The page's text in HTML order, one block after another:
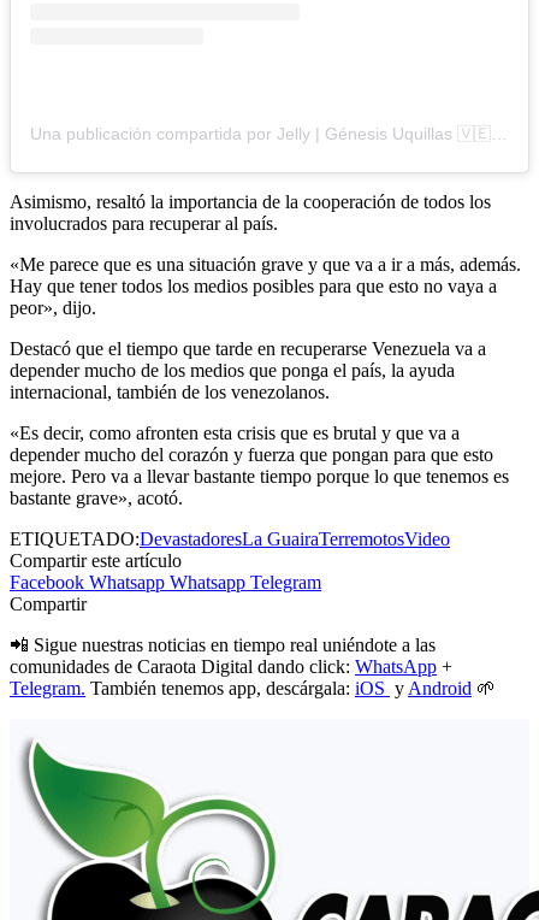
Una publicación compartida por Jelly | Génesis Uquillas 🇻🇪 (@mundodejelly)
Asimismo, resaltó la importancia de la cooperación de todos los
involucrados para recuperar al país.
«Me parece que es una situación grave y que va a ir a más, además.
Hay que tener todos los medios posibles para que esto no vaya a
peor», dijo.
Destacó que el tiempo que tarde en recuperarse Venezuela va a
depender mucho de los medios que ponga el país, la ayuda
internacional, también de los venezolanos.
«Es decir, como afronten esta crisis que es brutal y que va a
depender mucho del corazón y fuerza que pongan para que esto
mejore. Pero va a llevar bastante tiempo porque lo que tenemos es
bastante grave», acotó.
ETIQUETADO:DevastadoresLa GuairaTerremotosVideo
Compartir este artículo
Facebook Whatsapp Whatsapp Telegram
Compartir
📲 Sigue nuestras noticias en tiempo real uniéndote a las
comunidades de Caraota Digital dando click: WhatsApp +
Telegram. También tenemos app, descárgala: iOS yAndroid 🌱